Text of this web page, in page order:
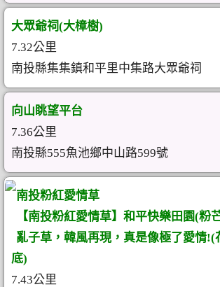
大眾爺祠(大樟樹)
7.32公里
南投縣集集鎮和平里中集路大眾爺祠
向山眺望平台
7.36公里
南投縣555魚池鄉中山路599號
南投粉紅愛情草
【南投粉紅愛情草】和平快樂田園(粉
亂子草，韓風再現，真是像極了愛情!(
底)
7.43公里